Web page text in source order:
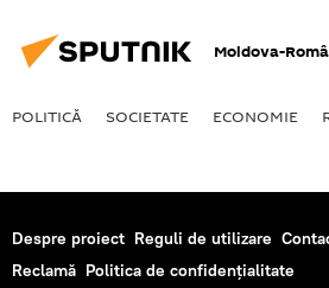
Moldova-
POLITICĂ SOCIETATE ECONOMIE
Despre proiect Reguli de utilizare
Reclamă Politica de confidențialitate